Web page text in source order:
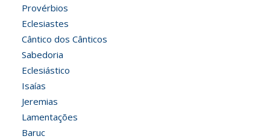
Provérbios
Eclesiastes
Cântico dos Cânticos
Sabedoria
Eclesiástico
Isaías
Jeremias
Lamentações
Baruc